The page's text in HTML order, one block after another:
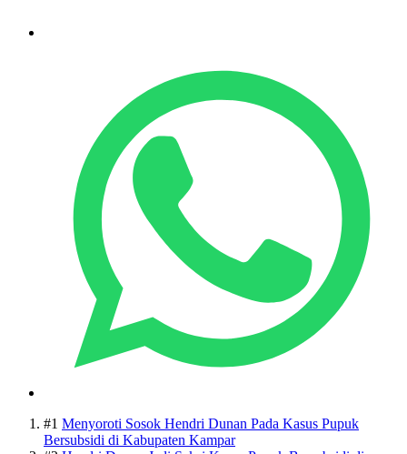
#1 Menyoroti Sosok Hendri Dunan Pada Kasus Pupuk
Bersubsidi di Kabupaten Kampar